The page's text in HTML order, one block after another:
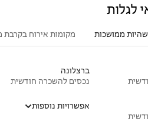
לגלות
ממושכות מקומות אירוח בקרבת
ברצלונה
נכסים להשכרה חודשית
אפשרויות נוספות